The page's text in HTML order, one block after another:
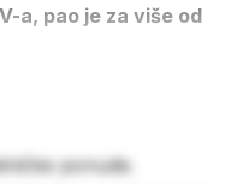
a, pao je za više od
ponude.